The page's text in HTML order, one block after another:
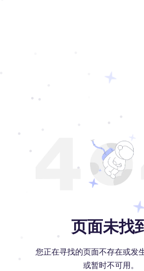
页面未找
您正在寻找的页面不存在或发
或暂时不可用。